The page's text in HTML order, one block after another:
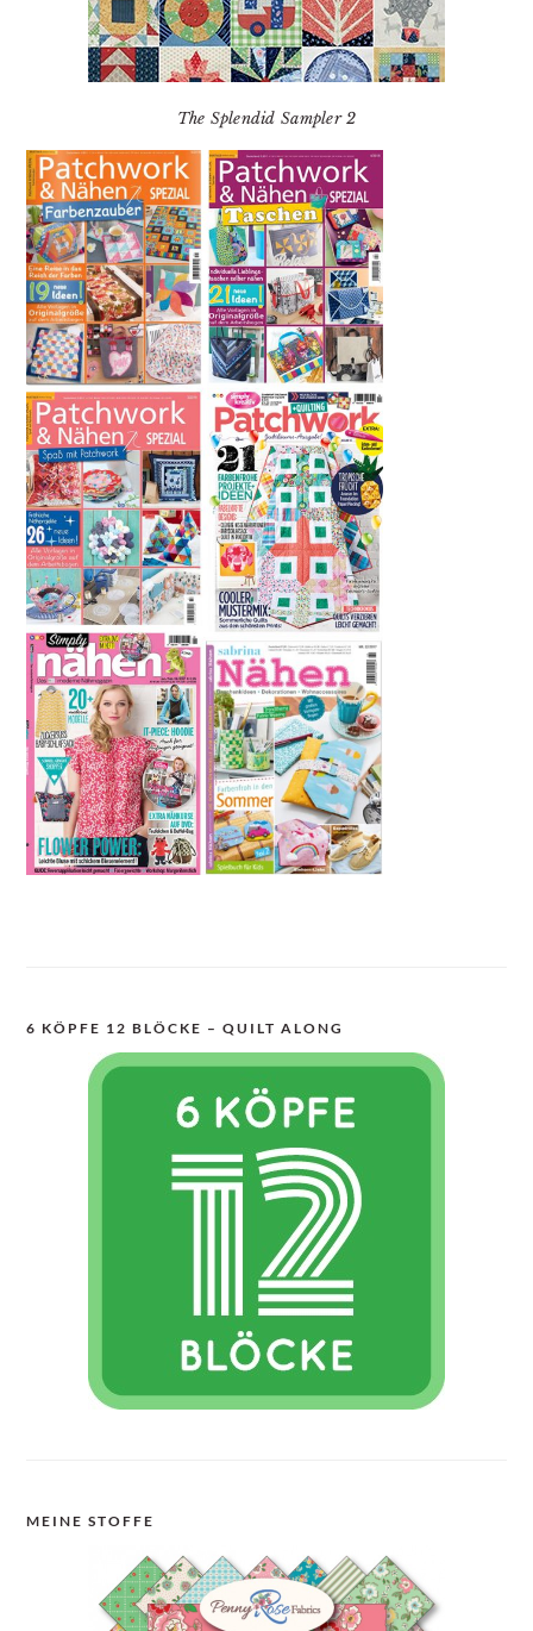
The Splendid Sampler 2
6 KÖPFE 12 BLÖCKE – QUILT ALONG
MEINE STOFFE